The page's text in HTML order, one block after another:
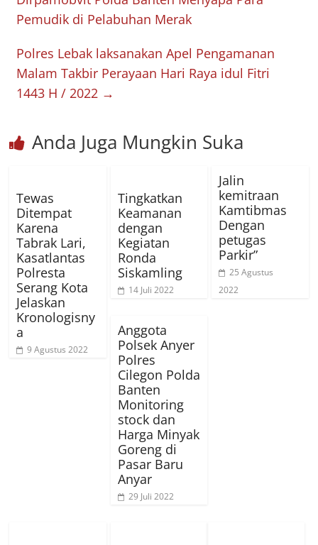
Pemudik di Pelabuhan Merak
Polres Lebak laksanakan Apel Pengamanan
Malam Takbir Perayaan Hari Raya idul Fitri
1443 H / 2022 →
Anda Juga Mungkin Suka
Tewas
Ditempat
Karena
Tabrak Lari,
Kasatlantas
Polresta
Serang Kota
Jelaskan
Kronologisny
a
9 Agustus 2022
Tingkatkan
Keamanan
dengan
Kegiatan
Ronda
Siskamling
14 Juli 2022
Jalin
kemitraan
Kamtibmas
Dengan
petugas
Parkir”
25 Agustus
2022
Anggota
Polsek Anyer
Polres
Cilegon Polda
Banten
Monitoring
stock dan
Harga Minyak
Goreng di
Pasar Baru
Anyar
29 Juli 2022